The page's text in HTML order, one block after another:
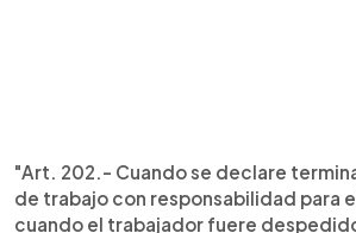
"Art. 202.- Cuando se declare
de trabajo con responsabilidad para
cuando el trabajador fuere